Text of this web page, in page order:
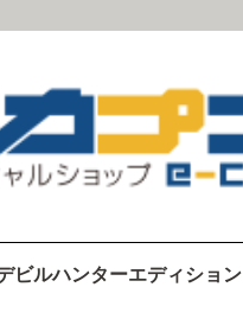
ビルハンターエディション